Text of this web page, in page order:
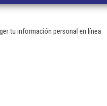
tu información personal en línea